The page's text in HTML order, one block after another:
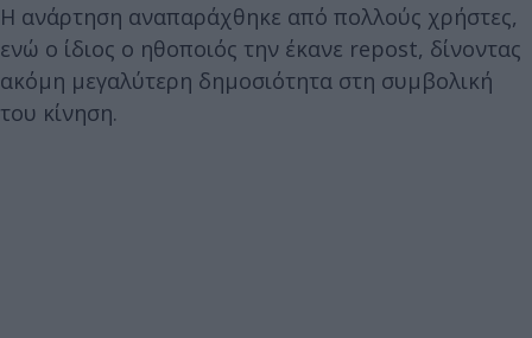
Η ανάρτηση αναπαράχθηκε από πολλούς χρήστες,
ενώ ο ίδιος ο ηθοποιός την έκανε repost, δίνοντας
ακόμη μεγαλύτερη δημοσιότητα στη συμβολική
του κίνηση.